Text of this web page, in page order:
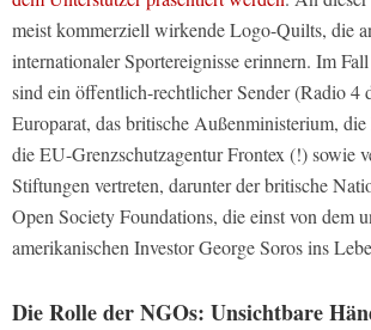
meist kommerziell wirkende Logo-Quilts, die
internationaler Sportereignisse erinnern. Im
sind ein öffentlich-rechtlicher Sender (Radio 4
Europarat, das britische Außenministerium,
die EU-Grenzschutzagentur Frontex (!) sowie
Stiftungen vertreten, darunter der britische
Open Society Foundations, die einst von dem
amerikanischen Investor George Soros ins
Die Rolle der NGOs: Unsichtbare